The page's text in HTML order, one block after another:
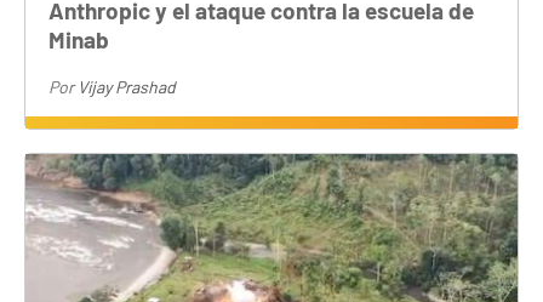
Anthropic y el ataque contra la escuela de
Minab
Por Vijay Prashad